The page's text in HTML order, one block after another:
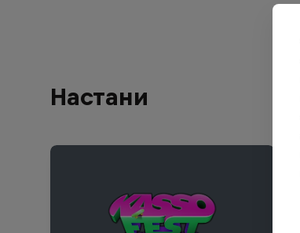
Настани